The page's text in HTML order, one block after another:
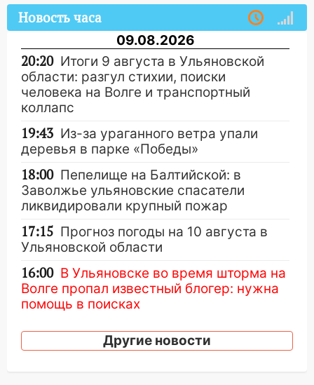
Новость часа
09.08.2026
20:20 Итоги 9 августа в Ульяновской
области: разгул стихии, поиски
человека на Волге и транспортный
коллапс
19:43 Из-за ураганного ветра упали
деревья в парке «Победы»
18:00 Пепелище на Балтийской: в
Заволжье ульяновские спасатели
ликвидировали крупный пожар
17:15 Прогноз погоды на 10 августа в
Ульяновской области
16:00 В Ульяновске во время шторма на
Волге пропал известный блогер: нужна
помощь в поисках
15:28 Соцсети: на «Ауди» упало дерево
в Новом городеДругие новости